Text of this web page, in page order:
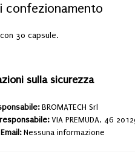
confezionamento
30 capsule.
sulla sicurezza
BROMATECH Srl
VIA PREMUDA, 46
Nessuna informazione